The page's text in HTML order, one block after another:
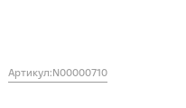
Артикул:N00000710